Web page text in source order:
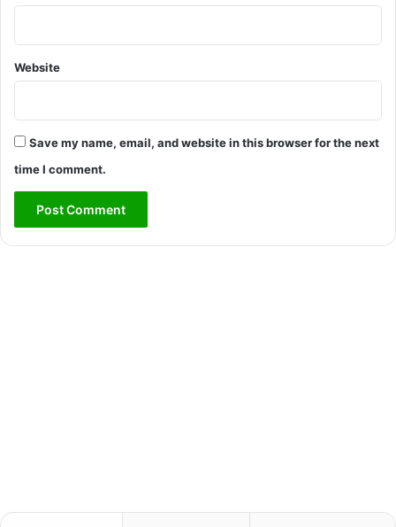
Website
Save my name, email, and website in this browser for the next
time I comment.